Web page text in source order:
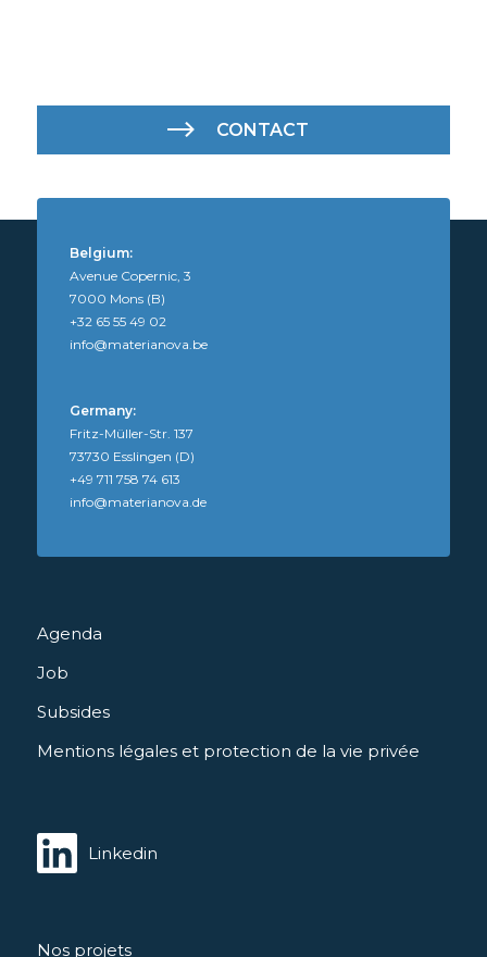
CONTACT
Nos projets
Agenda
Job
Subsides
Mentions légales et protection de la vie privée
Belgium:
Avenue Copernic, 3
7000 Mons (B)
+32 65 55 49 02
info@materianova.be
Germany:
Fritz-Müller-Str. 137
73730 Esslingen (D)
+49 711 758 74 613
info@materianova.de
Linkedin